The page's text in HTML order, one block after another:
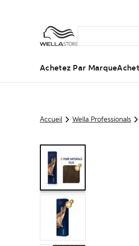
Achetez Par Marque
Accueil Wella Professionals